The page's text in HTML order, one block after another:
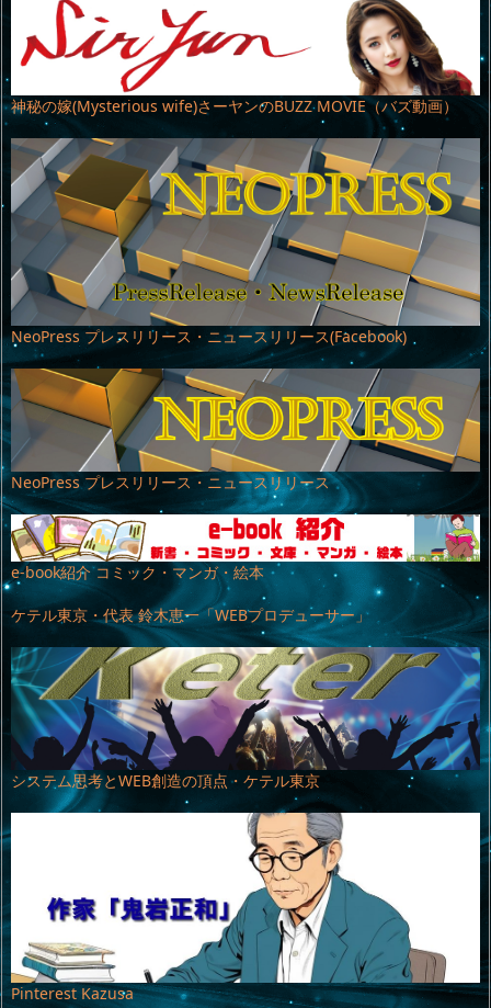
神秘の嫁(Mysterious wife)さーヤンのBUZZ MOVIE（バズ動画）
NeoPress プレスリリース・ニュースリリース(Facebook)
NeoPress プレスリリース・ニュースリリース
e-book紹介 コミック・マンガ・絵本
ケテル東京・代表 鈴木恵一「WEBプロデューサー」
システム思考とWEB創造の頂点・ケテル東京
Pinterest Kazusa